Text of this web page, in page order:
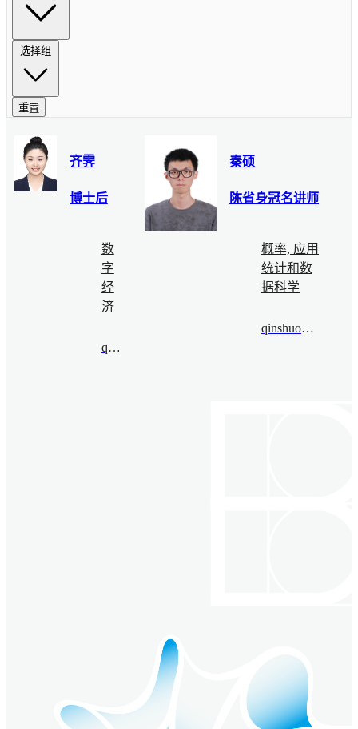
选择组
重置
齐霁
博士后
数
字
经
济
qiji@bimsa.cn
秦硕
陈省身冠名讲师
概率, 应用
统计和数
据科学
qinshuo@bimsa.cn